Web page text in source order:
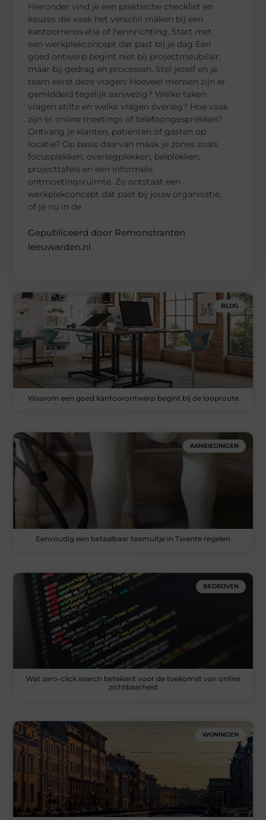
Hieronder vind je een praktische checklist en
keuzes die vaak het verschil maken bij een
kantoorrenovatie of herinrichting. Start met
een werkplekconcept dat past bij je dag Een
goed ontwerp begint niet bij projectmeubilair,
maar bij gedrag en processen. Stel jezelf en je
team eerst deze vragen: Hoeveel mensen zijn er
gemiddeld tegelijk aanwezig? Welke taken
vragen stilte en welke vragen overleg? Hoe vaak
zijn er online meetings of telefoongesprekken?
Ontvang je klanten, patiënten of gasten op
locatie? Op basis daarvan maak je zones zoals
focusplekken, overlegplekken, belplekken,
projecttafels en een informele
ontmoetingsruimte. Zo ontstaat een
werkplekconcept dat past bij jouw organisatie,
of je nu in de
Gepubliceerd door Remonstranten
leeuwarden.nl
BLOG
Waarom een goed kantoorontwerp begint bij de looproute
AANBIEDINGEN
Eenvoudig een betaalbaar teamuitje in Twente regelen
BEDRIJVEN
Wat zero-click search betekent voor de toekomst van online
zichtbaarheid
WONINGEN